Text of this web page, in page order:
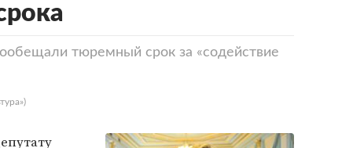
тюремный срок за «содействие